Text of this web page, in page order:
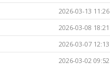
2026-03-13 11:26
2026-03-08 18:21
2026-03-07 12:13
2026-03-02 09:52